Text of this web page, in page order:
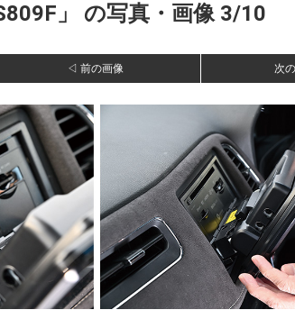
」 の写真・画像 3/10
◁ 前の画像 次